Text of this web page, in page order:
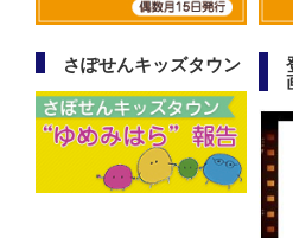
さぽせんキッズタウン